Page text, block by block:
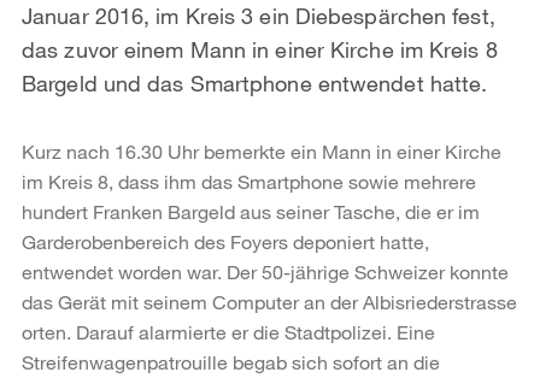
Januar 2016, im Kreis 3 ein Diebespärchen fest,
das zuvor einem Mann in einer Kirche im Kreis 8
Bargeld und das Smartphone entwendet hatte.
Kurz nach 16.30 Uhr bemerkte ein Mann in einer Kirche
im Kreis 8, dass ihm das Smartphone sowie mehrere
hundert Franken Bargeld aus seiner Tasche, die er im
Garderobenbereich des Foyers deponiert hatte,
entwendet worden war. Der 50-jährige Schweizer konnte
das Gerät mit seinem Computer an der Albisriederstrasse
orten. Darauf alarmierte er die Stadtpolizei. Eine
Streifenwagenpatrouille begab sich sofort an die